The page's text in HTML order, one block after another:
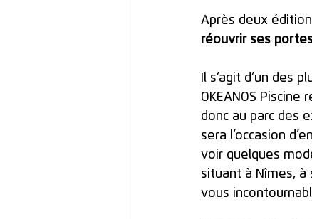
Après deux
réouvrir ses
Il s’agit d’un des
OKEANOS
donc au parc des
sera l’occasion
voir quelques
situant à Nîmes, à
vous